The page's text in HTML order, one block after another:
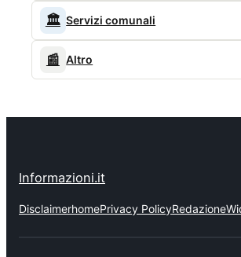
🏛️ Servizi comunali
📰 Altro
Informazioni.it
DisclaimerhomePrivacy PolicyRedazione